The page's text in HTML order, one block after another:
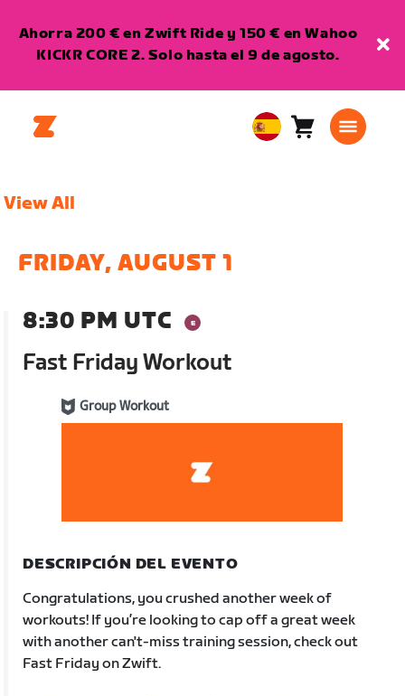
Ahorra 200 € en Zwift Ride y 150 € en Wahoo
KICKR CORE 2. Solo hasta el 9 de agosto.
EuropeanCarro0
View All
FRIDAY, AUGUST 1
8:30 PM UTC
Fast Friday Workout
Group Workout
DESCRIPCIÓN DEL EVENTO
Congratulations, you crushed another week of
workouts! If you’re looking to cap off a great week
with another can't-miss training session, check out
Fast Friday on Zwift.